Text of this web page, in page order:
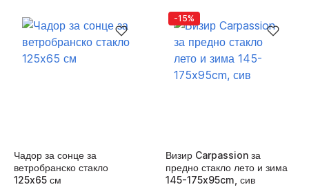
Чадор за сонце за
ветробранско стакло
125x65 см
-15%
Визир Carpassion за
предно стакло лето и зима
145-175x95cm, сив